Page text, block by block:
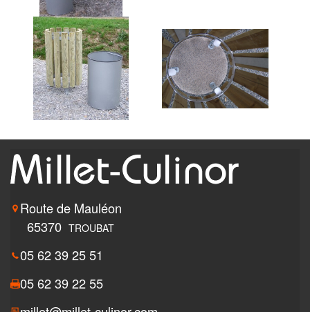
Route de Mauléon
65370 TROUBAT
05 62 39 25 51
05 62 39 22 55